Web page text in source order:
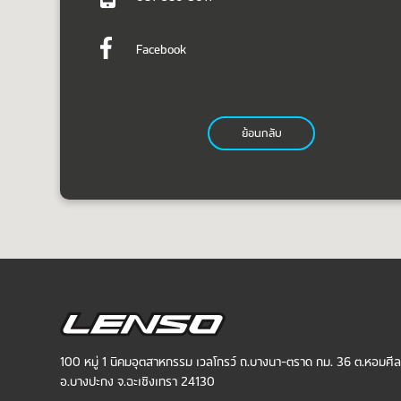
Facebook
ย้อนกลับ
100 หมู่ 1 นิคมอุตสาหกรรม เวลโกรว์ ถ.บางนา-ตราด กม. 36 ต.หอมศีล
อ.บางปะกง จ.ฉะเชิงเทรา 24130